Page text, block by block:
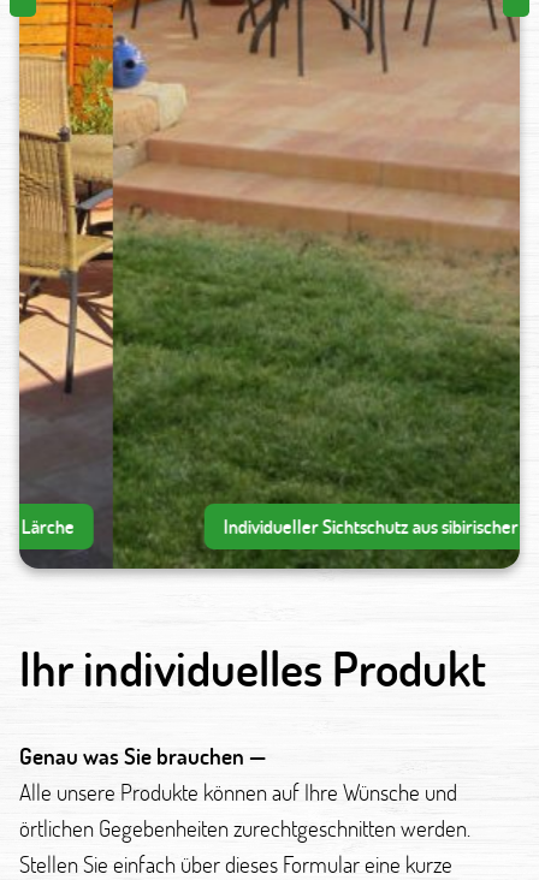
Individueller Sichtschutz aus sibirischer Lärche
Ihr individuelles Produkt
Genau was Sie brauchen —
Alle unsere Produkte können auf Ihre Wünsche und
örtlichen Gegebenheiten zurechtgeschnitten werden.
Stellen Sie einfach über dieses Formular eine kurze